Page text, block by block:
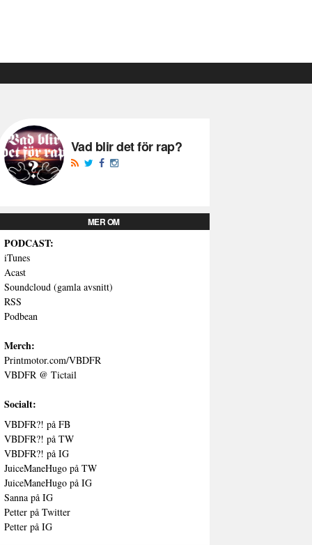
Vad blir det för rap?
MER OM
PODCAST:
iTunes
Acast
Soundcloud (gamla avsnitt)
RSS
Podbean
Merch:
Printmotor.com/VBDFR
VBDFR @ Tictail
Socialt:
VBDFR?! på FB
VBDFR?! på TW
VBDFR?! på IG
JuiceManeHugo på TW
JuiceManeHugo på IG
Sanna på IG
Petter på Twitter
Petter på IG